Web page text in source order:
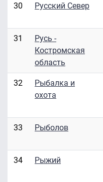
30 Русский Север
31
Русь -
Костромская
область
32
Рыбалка и
охота
33 Рыболов
34 Рыжий